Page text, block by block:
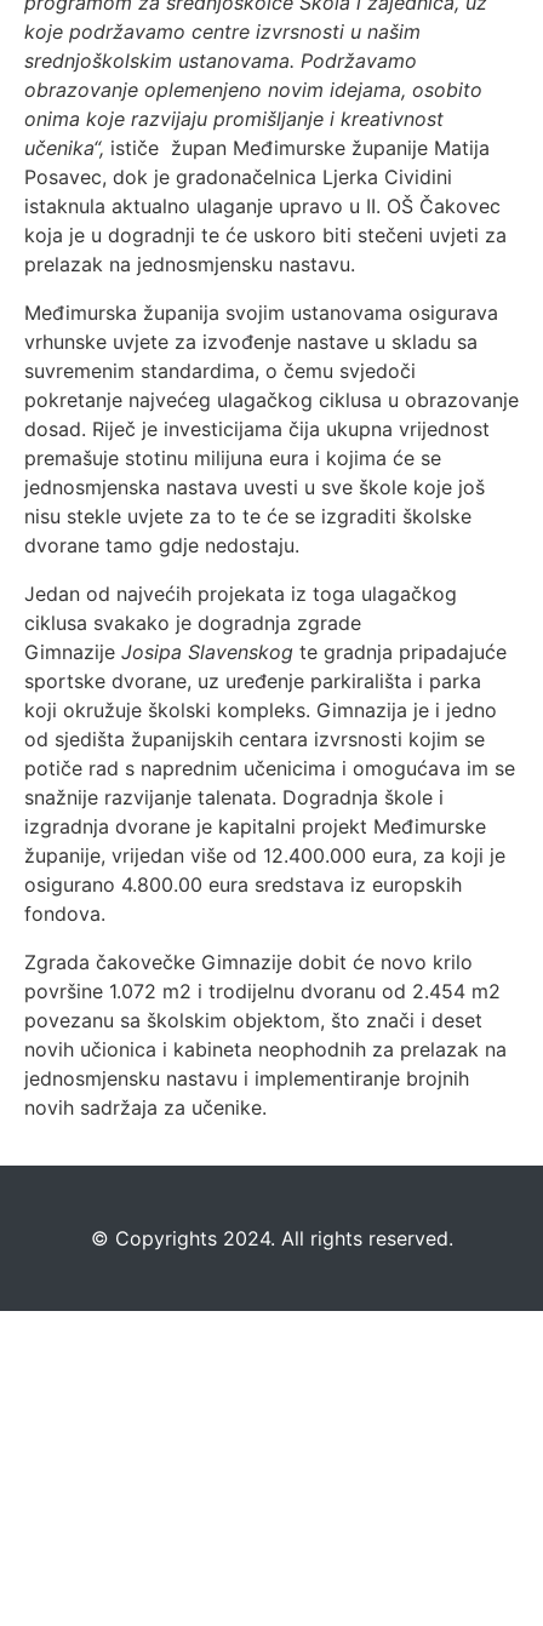
koje podržavamo centre izvrsnosti u našim
srednjoškolskim ustanovama. Podržavamo
obrazovanje oplemenjeno novim idejama, osobito
onima koje razvijaju promišljanje i kreativnost
učenika“, ističe župan Međimurske županije Matija
Posavec, dok je gradonačelnica Ljerka Cividini
istaknula aktualno ulaganje upravo u II. OŠ Čakovec
koja je u dogradnji te će uskoro biti stečeni uvjeti za
prelazak na jednosmjensku nastavu.
Međimurska županija svojim ustanovama osigurava
vrhunske uvjete za izvođenje nastave u skladu sa
suvremenim standardima, o čemu svjedoči
pokretanje najvećeg ulagačkog ciklusa u obrazovanje
dosad. Riječ je investicijama čija ukupna vrijednost
premašuje stotinu milijuna eura i kojima će se
jednosmjenska nastava uvesti u sve škole koje još
nisu stekle uvjete za to te će se izgraditi školske
dvorane tamo gdje nedostaju.
Jedan od najvećih projekata iz toga ulagačkog
ciklusa svakako je dogradnja zgrade
Gimnazije Josipa Slavenskog te gradnja pripadajuće
sportske dvorane, uz uređenje parkirališta i parka
koji okružuje školski kompleks. Gimnazija je i jedno
od sjedišta županijskih centara izvrsnosti kojim se
potiče rad s naprednim učenicima i omogućava im se
snažnije razvijanje talenata. Dogradnja škole i
izgradnja dvorane je kapitalni projekt Međimurske
županije, vrijedan više od 12.400.000 eura, za koji je
osigurano 4.800.00 eura sredstava iz europskih
fondova.
Zgrada čakovečke Gimnazije dobit će novo krilo
površine 1.072 m2 i trodijelnu dvoranu od 2.454 m2
povezanu sa školskim objektom, što znači i deset
novih učionica i kabineta neophodnih za prelazak na
jednosmjensku nastavu i implementiranje brojnih
novih sadržaja za učenike.
©️ Copyrights 2024. All rights reserved.